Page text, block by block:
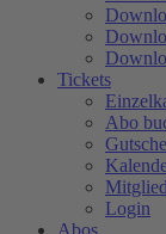
Tickets
Abo
Login
Abos